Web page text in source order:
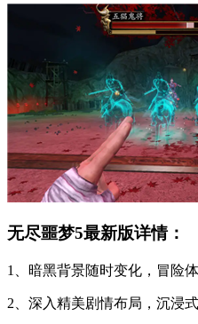
无尽噩梦5最新版详情：
1、暗黑背景随时变化，冒险
2、深入精美剧情布局，沉浸